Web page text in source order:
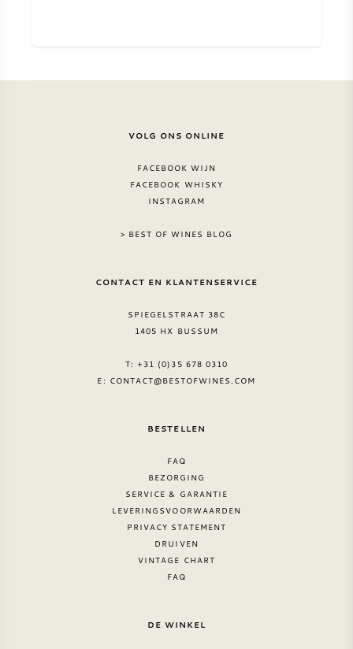
VOLG ONS ONLINE
FACEBOOK WIJN
FACEBOOK WHISKY
INSTAGRAM
> BEST OF WINES BLOG
CONTACT EN KLANTENSERVICE
SPIEGELSTRAAT 38C
1405 HX BUSSUM
T: +31 (0)35 678 0310
E: CONTACT@BESTOFWINES.COM
BESTELLEN
FAQ
BEZORGING
SERVICE & GARANTIE
LEVERINGSVOORWAARDEN
PRIVACY STATEMENT
DRUIVEN
VINTAGE CHART
FAQ
DE WINKEL